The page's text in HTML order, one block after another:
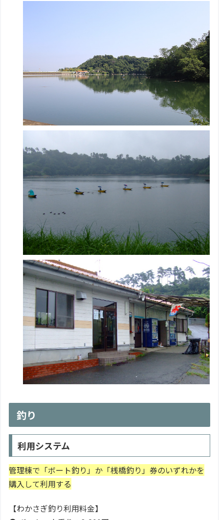
釣り
利用システム
管理棟で「ボート釣り」か「桟橋釣り」券のいずれかを
購入して利用する
【わかさぎ釣り利用料金】